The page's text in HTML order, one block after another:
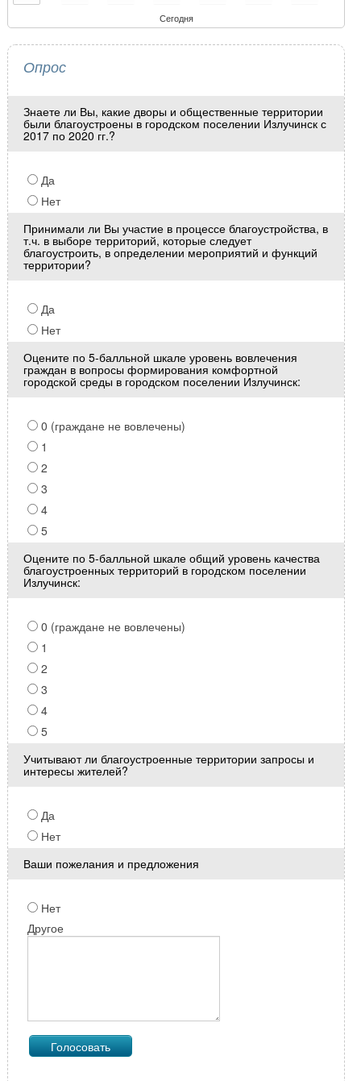
Сегодня
Опрос
Знаете ли Вы, какие дворы и общественные территории
были благоустроены в городском поселении Излучинск с
2017 по 2020 гг.?
Да
Нет
Принимали ли Вы участие в процессе благоустройства, в
т.ч. в выборе территорий, которые следует
благоустроить, в определении мероприятий и функций
территории?
Да
Нет
Оцените по 5-балльной шкале уровень вовлечения
граждан в вопросы формирования комфортной
городской среды в городском поселении Излучинск:
0 (граждане не вовлечены)
1
2
3
4
5
Оцените по 5-балльной шкале общий уровень качества
благоустроенных территорий в городском поселении
Излучинск:
0 (граждане не вовлечены)
1
2
3
4
5
Учитывают ли благоустроенные территории запросы и
интересы жителей?
Да
Нет
Ваши пожелания и предложения
Нет
Другое